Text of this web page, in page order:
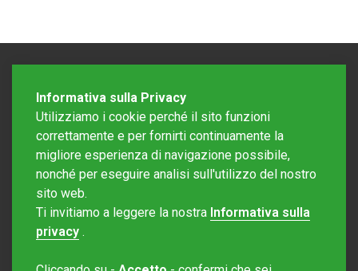
Editore Rotostampa SA
Informativa sulla Privacy
Utilizziamo i cookie perché il sito funzioni
correttamente e per fornirti continuamente la
migliore esperienza di navigazione possibile,
nonché per eseguire analisi sull'utilizzo del nostro
sito web.
Ti invitiamo a leggere la nostra Informativa sulla
privacy .